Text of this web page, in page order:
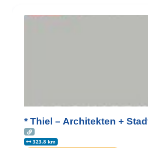
* Thiel – Architekten +
323.8 km